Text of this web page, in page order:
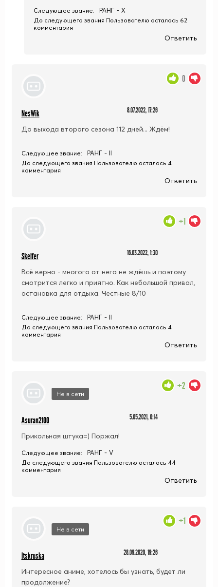
Следующее звание: РАНГ - X
До следующего звания Пользователю осталось 62
комментария
Ответить
NesWik 8.07.2022, 17:26
До выхода второго сезона 112 дней... Ждём!
0
Следующее звание: РАНГ - II
До следующего звания Пользователю осталось 4
комментария
Ответить
Skelfer 16.03.2022, 1:30
Всё верно - многого от него не ждёшь и поэтому
смотрится легко и приятно. Как небольшой привал,
остановка для отдыха. Честные 8/10
+1
Следующее звание: РАНГ - II
До следующего звания Пользователю осталось 4
комментария
Ответить
Не в сети
Asuran2100 5.05.2021, 0:14
Прикольная штука=) Поржал!
+2
Следующее звание: РАНГ - V
До следующего звания Пользователю осталось 44
комментария
Ответить
Не в сети
ltskruska 28.09.2020, 19:26
Интересное аниме, хотелось бы узнать, будет ли
продолжение?
+1